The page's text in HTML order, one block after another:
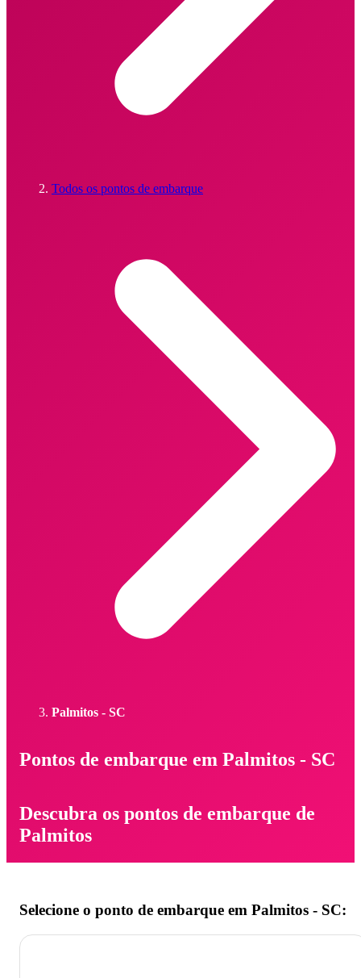
Todos os pontos de embarque
Palmitos - SC
Pontos de embarque em Palmitos - SC
Descubra os pontos de embarque de
Palmitos
Selecione o ponto de embarque em Palmitos - SC: